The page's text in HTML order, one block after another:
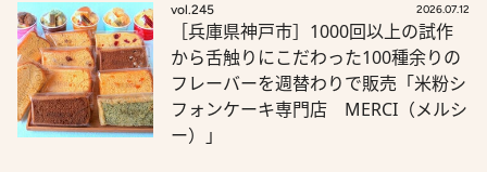
vol.245 2026.07.12
［兵庫県神戸市］1000回以上の試作
から舌触りにこだわった100種余りの
フレーバーを週替わりで販売「米粉シ
フォンケーキ専門店 MERCI（メルシ
ー）」